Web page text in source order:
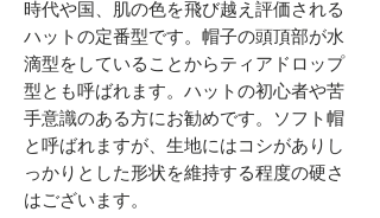
時代や国、肌の色を飛び越え評価される
ハットの定番型です。帽子の頭頂部が水
滴型をしていることからティアドロップ
型とも呼ばれます。ハットの初心者や苦
手意識のある方にお勧めです。ソフト帽
と呼ばれますが、生地にはコシがありし
っかりとした形状を維持する程度の硬さ
はございます。